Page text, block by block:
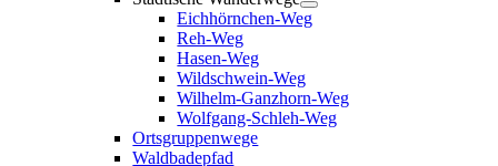
Eichhörnchen-Weg
Reh-Weg
Hasen-Weg
Wildschwein-Weg
Wilhelm-Ganzhorn-Weg
Wolfgang-Schleh-Weg
Ortsgruppenwege
Waldbadepfad